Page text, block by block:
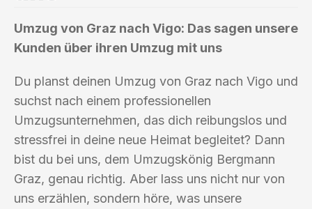
Umzug von Graz nach Vigo: Das sagen unsere
Kunden über ihren Umzug mit uns
Du planst deinen Umzug von Graz nach Vigo und
suchst nach einem professionellen
Umzugsunternehmen, das dich reibungslos und
stressfrei in deine neue Heimat begleitet? Dann
bist du bei uns, dem Umzugskönig Bergmann
Graz, genau richtig. Aber lass uns nicht nur von
uns erzählen, sondern höre, was unsere